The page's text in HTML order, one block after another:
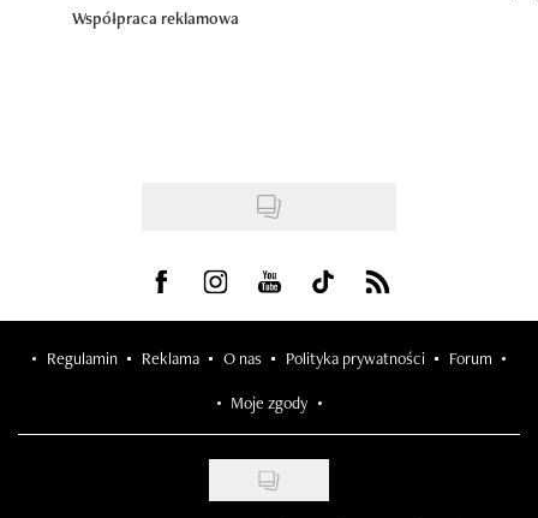
Współpraca reklamowa
Visit us on Facebook
Visit us on Instagram
Visit us on Youtube
Visit us on Tiktok
Visit us on Rss
Regulamin Reklama O nas Polityka prywatności Forum
Moje zgody